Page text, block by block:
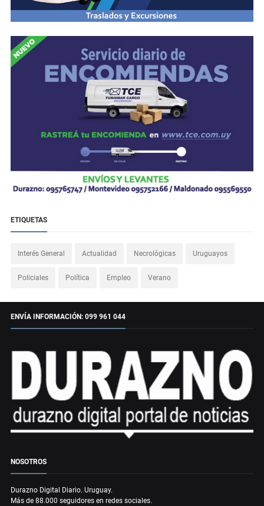
ETIQUETAS
Interés General Actualidad Necrológicas Uruguayos
Policiales Política Empleo Verano
ENVÍA INFORMACIÓN: 099 961 044
NOSOTROS
Durazno Digital Diario. Uruguay.
Más de 88.000 seguidores en redes sociales.